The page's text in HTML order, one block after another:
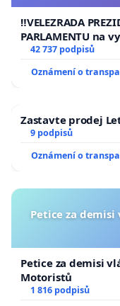
‼️VELEZRADA
PARLAMENTU na
144 jednacího
usnesení k
republiky
42 737 podpisů
Oznámení o
Zastavte prodej
9 podpisů
Oznámení o
Petice za demisi
Petice za demisi
Motoristů
1 816 podpisů